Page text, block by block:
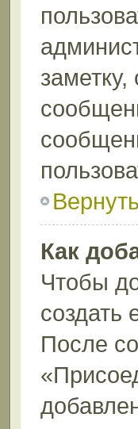
Как
Чтобы
создать
После